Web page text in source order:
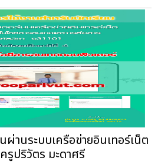
ผ่านระบบเครือข่ายอินเทอร์เน็ต
รูปริวัตร มะดาศรี